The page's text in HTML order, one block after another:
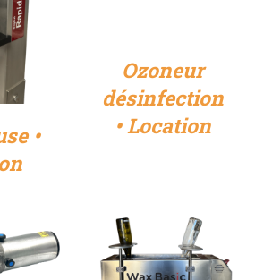
•
Ozoneur
désinfection
• Location
DÉTAILS